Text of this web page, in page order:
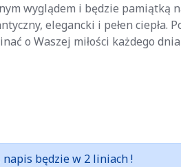
wyglądem i będzie pamiątką
elegancki i pełen ciepła.
o Waszej miłości każdego
napis będzie w 2 liniach !